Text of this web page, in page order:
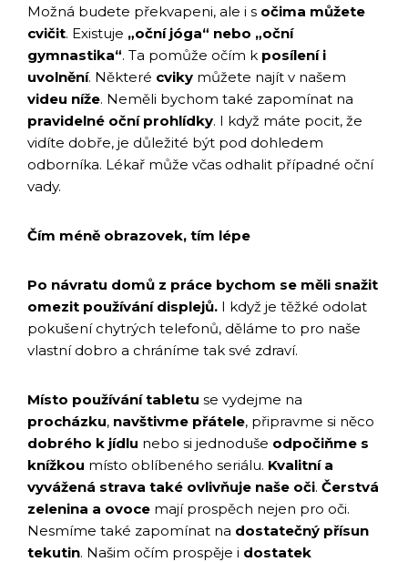
Možná budete překvapeni, ale i s očima můžete
cvičit. Existuje „oční jóga“ nebo „oční
gymnastika“. Ta pomůže očím k posílení i
uvolnění. Některé cviky můžete najít v našem
videu níže. Neměli bychom také zapomínat na
pravidelné oční prohlídky. I když máte pocit, že
vidíte dobře, je důležité být pod dohledem
odborníka. Lékař může včas odhalit případné oční
vady.
Čím méně obrazovek, tím lépe
Po návratu domů z práce bychom se měli snažit
omezit používání displejů. I když je těžké odolat
pokušení chytrých telefonů, děláme to pro naše
vlastní dobro a chráníme tak své zdraví.
Místo používání tabletu se vydejme na
procházku, navštivme přátele, připravme si něco
dobrého k jídlu nebo si jednoduše odpočiňme s
knížkou místo oblíbeného seriálu. Kvalitní a
vyvážená strava také ovlivňuje naše oči. Čerstvá
zelenina a ovoce mají prospěch nejen pro oči.
Nesmíme také zapomínat na dostatečný přísun
tekutin. Našim očím prospěje i dostatek